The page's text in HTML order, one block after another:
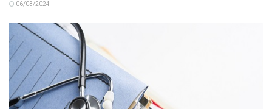
06/03/2024